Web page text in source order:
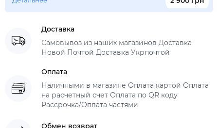
Доставка
Самовывоз из наших магазинов Доставка
Новой Почтой Доставка Укрпочтой
Оплата
Наличными в магазине Оплата картой Оплата
на расчетный счет Оплата по QR коду
Рассрочка/Оплата частями
Обмен возврат